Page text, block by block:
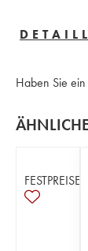
Haben Sie ein
FESTPREISE